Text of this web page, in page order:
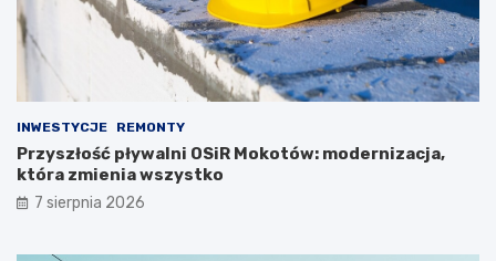
INWESTYCJE REMONTY
Przyszłość pływalni OSiR Mokotów: modernizacja,
która zmienia wszystko
7 sierpnia 2026